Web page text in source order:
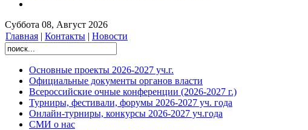
Суббота 08, Август 2026
Главная | Контакты | Новости
Основные проекты 2026-2027 уч.г.
Официальные документы органов власти
Всероссийские очные конференции (2026-2027 г.)
Турниры, фестивали, форумы 2026-2027 уч. года
Онлайн-турниры, конкурсы 2026-2027 уч.года
СМИ о нас